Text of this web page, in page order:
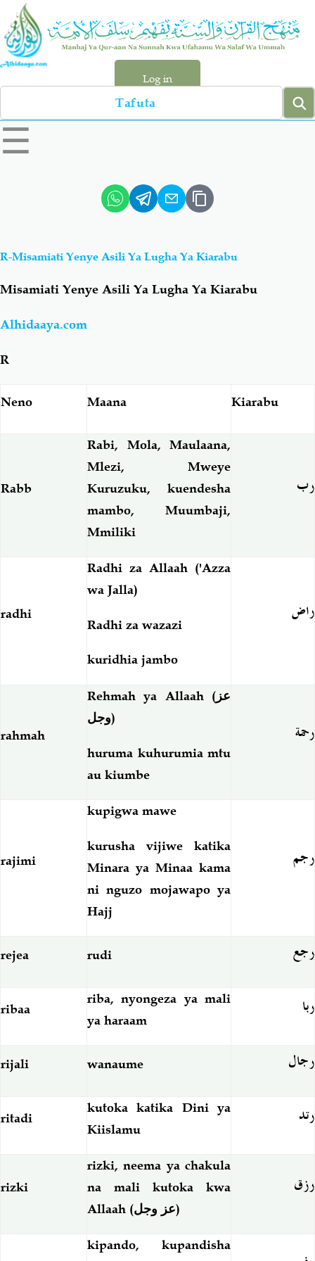
Skip
main
content
Log in
Search
left
sidebar
☰
Hadiyth
Fiqh-Ibaadah Duaa-Adhkaar
Fataawa Za Ulamaa Kauli Za Salaf
Raqaaiq
Maswali-Majibu
Chemsha Bongo Vitabu
Mapishi
R-Misamiati Yenye Asili Ya Lugha Ya Kiarabu
Misamiati Yenye Asili Ya Lugha Ya Kiarabu
Alhidaaya.com
R
Neno Maana Kiarabu
Rabb
Rabi, Mola, Maulaana,
Mlezi, Mweye
Kuruzuku, kuendesha
mambo, Muumbaji,
Mmiliki
رب
radhi
Radhi za Allaah ('Azza
wa Jalla)
Radhi za wazazi
kuridhia jambo
راض
rahmah
Rehmah ya Allaah ( عز
وجل)
huruma kuhurumia mtu
au kiumbe
رحمة
rajimi
kupigwa mawe
kurusha vijiwe katika
Minara ya Minaa kama
ni nguzo mojawapo ya
Hajj
رجم
rejea rudi رجع
ribaa
riba, nyongeza ya mali
ya haraam
ربا
rijali wanaume رجال
ritadi
kutoka katika Dini ya
Kiislamu
رتد
rizki
rizki, neema ya chakula
na mali kutoka kwa
Allaah (عز وجل)
رزق
kipando, kupandisha